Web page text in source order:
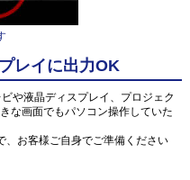
レイに出力OK
や液晶ディスプレイ、プロジェク
な画面でもパソコン操作していた
お客様ご自身でご準備ください